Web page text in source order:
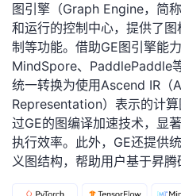
我
的
博
客
我
的
论
坛
我
的
圈
我
的
我
图引擎（Graph Engine，简称
和运行的控制中心， 提供了图
制等功能。 借助GE图引擎能力
MindSpore、 PaddlePaddle
统一转换为使用Ascend IR （
Representation）表示的计
过GE的图编译加速技术，显
执行效率。此外， GE还提供
义图结构，帮助用户基于昇